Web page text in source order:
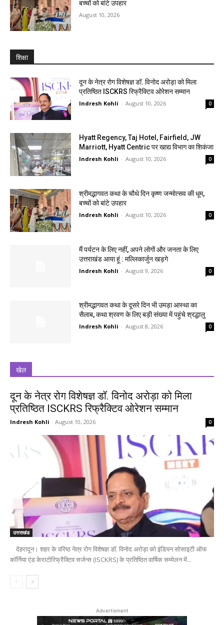
बच्चों को बांटे उपहार
August 10, 2026
शिक्षा
दून के नेत्र रोग विशेषज्ञ डॉ. विनोद अरोड़ा को मिला
प्रतिष्ठित ISCKRS रिफ्रैक्टिव ओरेशन सम्मान
Indresh Kohli - August 10, 2026 0
Hyatt Regency, Taj Hotel, Fairfield, JW
Marriott, Hyatt Centric पर खाद्य विभाग का शिकंजा
Indresh Kohli - August 10, 2026 0
श्रीमद्भागवत कथा के चौथे दिन कृष्ण जन्मोत्सव की धूम,
बच्चों को बांटे उपहार
Indresh Kohli - August 10, 2026 0
मैं पर्यटन के लिए नहीं, अपने लोगों और जनता के लिए
उत्तराखंड आया हूं : मल्लिकार्जुन खड़गे
Indresh Kohli - August 9, 2026 0
श्रीमद्भागवत कथा के दूसरे दिन भी उमड़ा आस्था का
सैलाब, कथा श्रवण के लिए बड़ी संख्या में पहुंचे श्रद्धालु
Indresh Kohli - August 8, 2026 0
खेल
दून के नेत्र रोग विशेषज्ञ डॉ. विनोद अरोड़ा को मिला
प्रतिष्ठित ISCKRS रिफ्रैक्टिव ओरेशन सम्मान
Indresh Kohli - August 10, 2026 0
उत्तराखंड
देहरादून। शहर के वरिष्ठ नेत्र रोग विशेषज्ञ डॉ. विनोद अरोड़ा को इंडियन सोसाइटी ऑफ
कॉर्निया एंड केराटोरिफ्रैक्टिव सर्जन्स (ISCKRS) के प्रतिष्ठित वार्षिक सम्मेलन में...
Advertisment